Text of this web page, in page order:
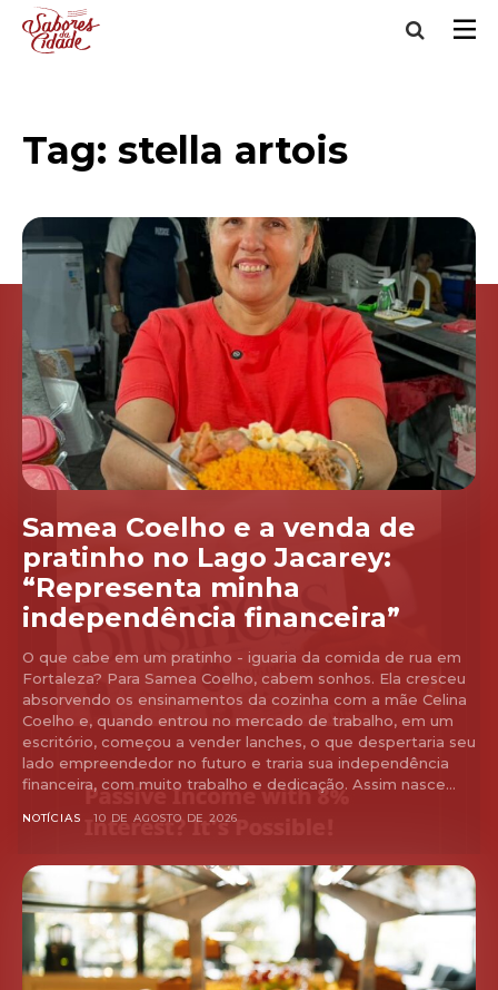
Tag: stella artois
Samea Coelho e a venda de
pratinho no Lago Jacarey:
“Representa minha
independência financeira”
O que cabe em um pratinho - iguaria da comida de rua em
Fortaleza? Para Samea Coelho, cabem sonhos. Ela cresceu
absorvendo os ensinamentos da cozinha com a mãe Celina
Coelho e, quando entrou no mercado de trabalho, em um
escritório, começou a vender lanches, o que despertaria seu
lado empreendedor no futuro e traria sua independência
financeira, com muito trabalho e dedicação. Assim nasce...
NOTÍCIAS 10 DE AGOSTO DE 2026